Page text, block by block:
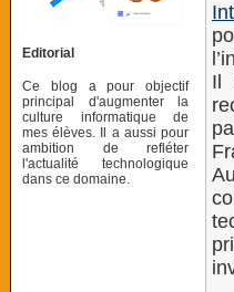
Editorial
Ce blog a pour objectif
principal d'augmenter la
culture informatique de
mes élèves. Il a aussi pour
ambition de refléter
l'actualité technologique
dans ce domaine.
Il